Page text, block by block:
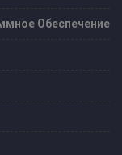
Обеспечение